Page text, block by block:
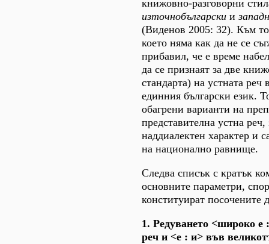
книжовно-разговорни
източнобългарски и
(Виденов 2005: 32). Към
което няма как да не се
прибавил, че е време
да се признаят за две
стандарта) на устната реч
единния български език.
обагрени варианти на
представителна устна
наддиалектен характер и
на национално равнище.
Следва списък с кратък
основните параметри,
конституират посочените
1. Редуването <широко е
реч и <е : и> във